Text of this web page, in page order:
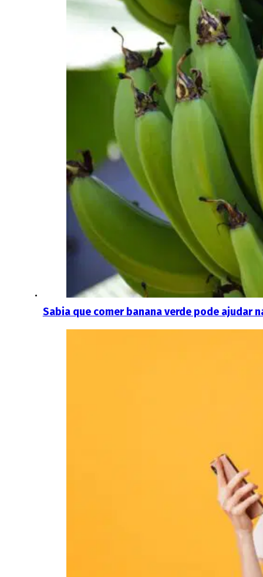
Sabia que comer banana verde pode ajudar